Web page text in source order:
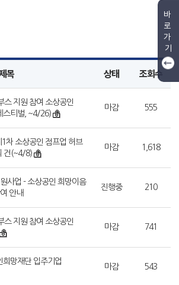
목 상태 조회수
스 지원 참여 소상공인
스티벌, ~4/26)
마감 555
차 소상공인 점프업 허브
건(~4/8)
마감 1,618
사업 - 소상공인 희망이음
안내
진행중 210
스 지원 참여 소상공인
마감 741
희망재단 입주기업
마감 543
바
로
가
기